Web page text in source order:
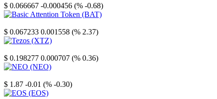
$ 0.066667 -0.000456 (% -0.68)
$ 0.067233 0.001558 (% 2.37)
$ 0.198277 0.000707 (% 0.36)
$ 1.87 -0.01 (% -0.30)